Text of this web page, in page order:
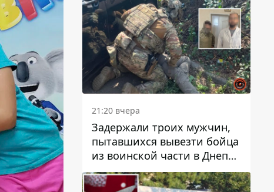
21:20 вчера
Задержали троих мужчин,
пытавшихся вывезти бойца
из воинской части в Днепр
за 7 тысяч долларов: среди
них был врач